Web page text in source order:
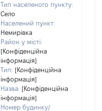
Тип населеного пункту:
Село
Населений пункт:
Немирівка
Район у місті:
[Конфіденційна
інформація]
Тип: [Конфіденційна
інформація]
Назва: [Конфіденційна
інформація]
Номер будинку/